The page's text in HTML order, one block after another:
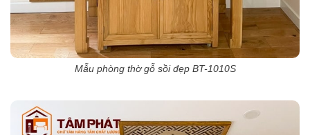
Mẫu phòng thờ gỗ sồi đẹp BT-1010S